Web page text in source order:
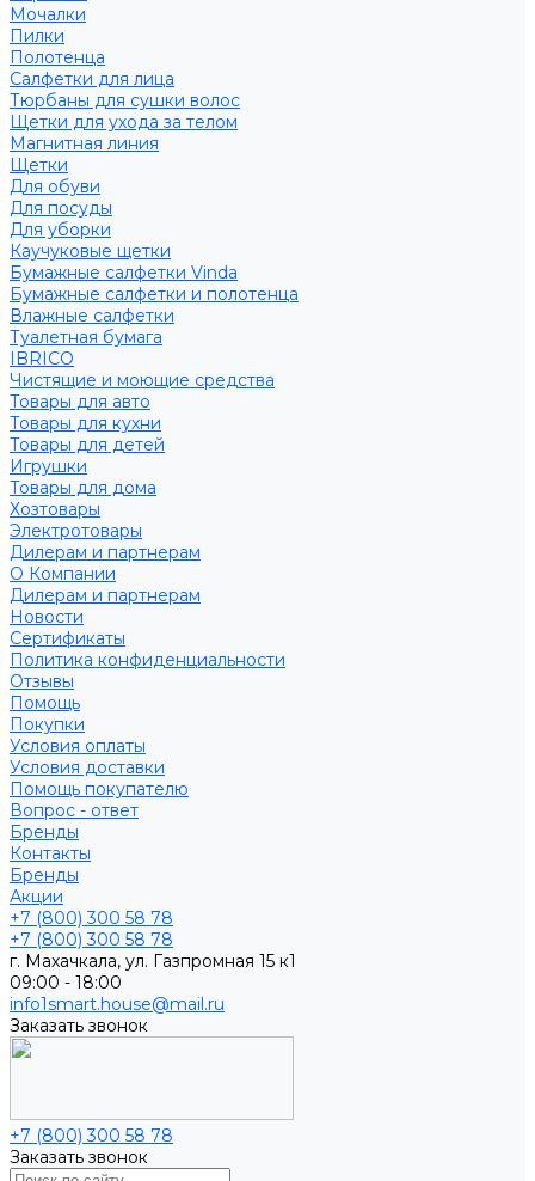
Мочалки
Пилки
Полотенца
Салфетки для лица
Тюрбаны для сушки волос
Щетки для ухода за телом
Магнитная линия
Щетки
Для обуви
Для посуды
Для уборки
Каучуковые щетки
Бумажные салфетки Vinda
Бумажные салфетки и полотенца
Влажные салфетки
Туалетная бумага
IBRICO
Чистящие и моющие средства
Товары для авто
Товары для кухни
Товары для детей
Игрушки
Товары для дома
Хозтовары
Электротовары
Дилерам и партнерам
О Компании
Дилерам и партнерам
Новости
Сертификаты
Политика конфиденциальности
Отзывы
Помощь
Покупки
Условия оплаты
Условия доставки
Помощь покупателю
Вопрос - ответ
Бренды
Контакты
Бренды
Акции
+7 (800) 300 58 78
+7 (800) 300 58 78
г. Махачкала, ул. Газпромная 15 к1
09:00 - 18:00
info1smart.house@mail.ru
Заказать звонок
+7 (800) 300 58 78
Заказать звонок